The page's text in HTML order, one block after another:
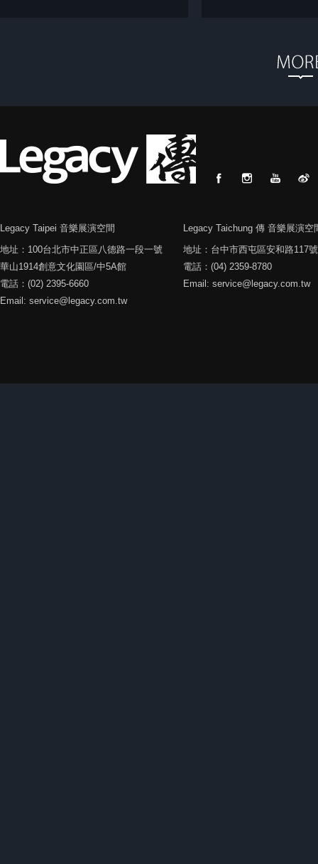
Legacy Taipei 音樂展演空間
Legacy Taichung 傳 音樂展演空
地址：100台北市中正區八德路一段一號
華山1914創意文化園區/中5A館
電話：(02) 2395-6660
Email: service@legacy.com.tw
地址：台中市西屯區安和路117號
電話：(04) 2359-8780
Email: service@legacy.com.tw